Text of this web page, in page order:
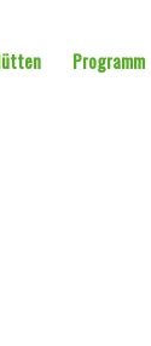
Programm